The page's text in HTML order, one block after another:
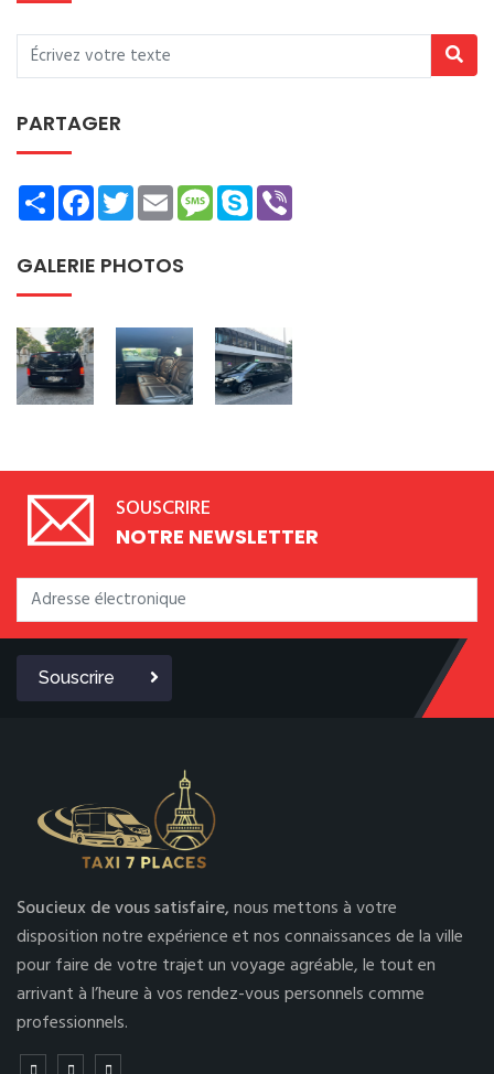
PARTAGER
ShareFacebookTwitterEmailMessage
Skype
GALERIE PHOTOS
SOUSCRIRE
NOTRE NEWSLETTER
Souscrire
Soucieux de vous satisfaire,nous mettons à votre
disposition notre expérience et nos connaissances de la ville
pour faire de votre trajet un voyage agréable, le tout en
arrivant à l’heure à vos rendez-vous personnels comme
professionnels.